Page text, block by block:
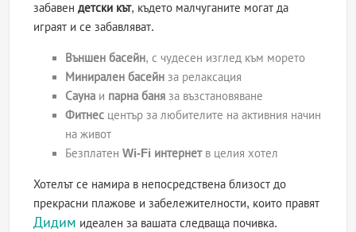
забавендетски кът, където малчуганите могат да
играят и се забавляват.
Външен басейн, с чудесен изглед към морето
Минирален басейн за релаксация
Сауна и парна баня за възстановяване
Фитнес център за любителите на активния начин
на живот
БезплатенWi-Fi интернетв целия хотел
Хотелът се намира в непосредствена близост до
прекрасни плажове и забележителности, които правят
Дидим идеален за вашата следваща почивка.